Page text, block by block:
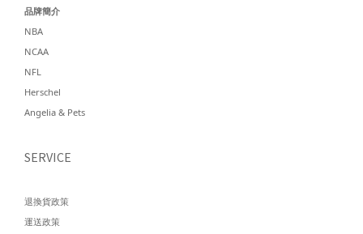
品牌簡介
NBA
NCAA
NFL
Herschel
Angelia & Pets
SERVICE
退換貨政策
運送政策